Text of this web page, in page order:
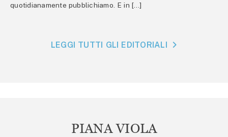
quotidianamente pubblichiamo. E in […]
LEGGI TUTTI GLI EDITORIALI
PIANA VIOLA